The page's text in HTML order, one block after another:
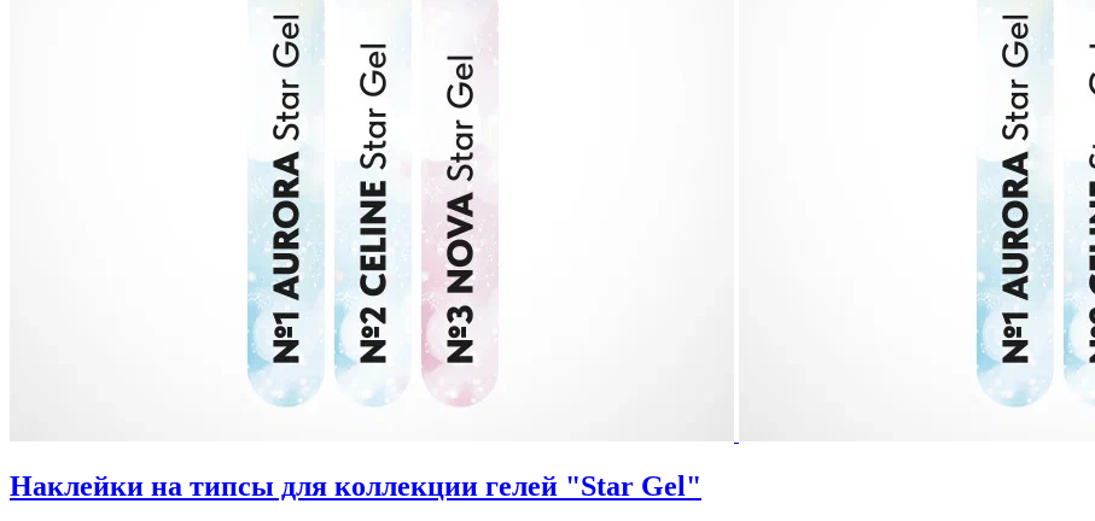
Наклейки на типсы для коллекции гелей "Star Gel"